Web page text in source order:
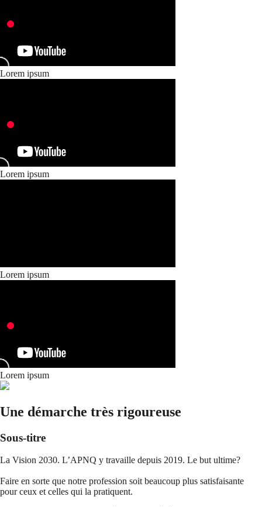
Lorem ipsum
Lorem ipsum
Lorem ipsum
Lorem ipsum
Une démarche très rigoureuse
Sous-titre
La Vision 2030. L’APNQ y travaille depuis 2019. Le but ultime?
Faire en sorte que notre profession soit beaucoup plus satisfaisante
pour ceux et celles qui la pratiquent.